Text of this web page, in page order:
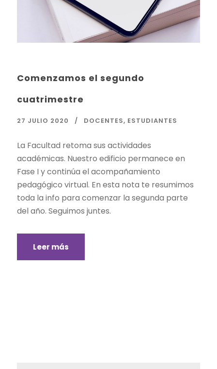
Comenzamos el segundo
cuatrimestre
27 JULIO 2020 DOCENTES, ESTUDIANTES
La Facultad retoma sus actividades
académicas. Nuestro edificio permanece en
Fase I y continúa el acompañamiento
pedagógico virtual. En esta nota te resumimos
toda la info para comenzar la segunda parte
del año. Seguimos juntes.
Leer más